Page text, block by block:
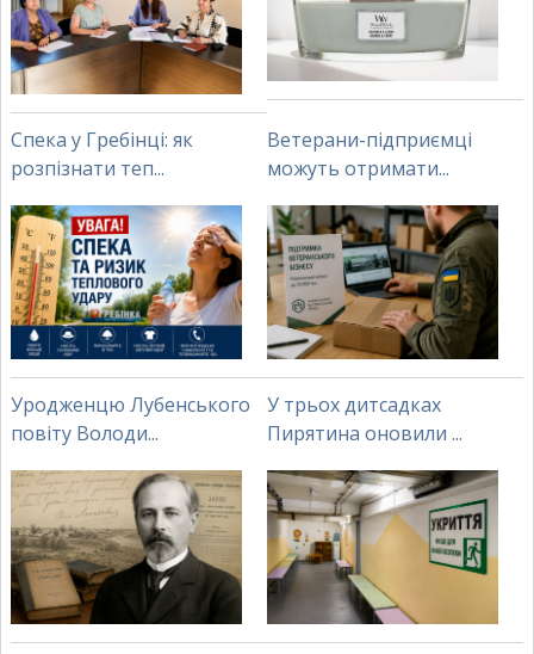
Спека у Гребінці: як
розпізнати теп...
Ветерани-підприємці
можуть отримати...
Уродженцю Лубенського
повіту Володи...
У трьох дитсадках
Пирятина оновили ...